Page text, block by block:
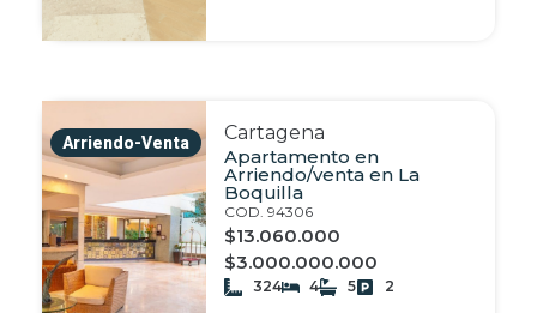
Arriendo-Venta
Cartagena
Apartamento en
Arriendo/venta en La
Boquilla
COD. 94306
$13.060.000
$3.000.000.000
324 4 5 2